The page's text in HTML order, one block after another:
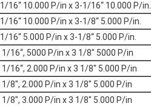
16“ 10.000 P/in x 3-1/16“ 10.000 P/in.
16“ 10.000 P/in x 3-1/8“ 5.000 P/in.
16“ 5.000 P/in x 3-1/8“ 5.000 P/in.
1/16“, 5000 P/in x 3 1/8" 5000 P/in
1/16“, 2.000 P/in x 3 1/8" 5.000 P/in
1/8", 2.000 P/in x 3 1/8" 5.000 P/in
1/8", 3.000 P/in x 3 1/8" 5.000 P/in